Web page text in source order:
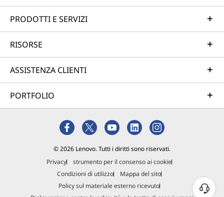
PRODOTTI E SERVIZI
RISORSE
ASSISTENZA CLIENTI
PORTFOLIO
© 2026 Lenovo. Tutti i diritti sono riservati.
Privacy
strumento per il consenso ai cookie
Condizioni di utilizzo
Mappa del sito
Policy sul materiale esterno ricevuto